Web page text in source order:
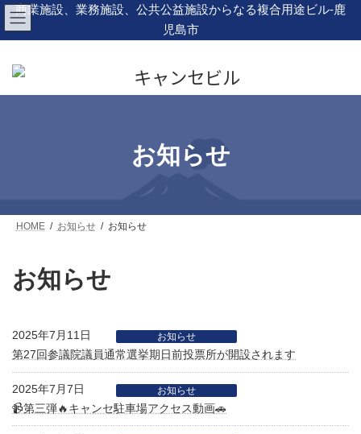
コ
ン
ス
ナ
ビ
ン
商業施設、業務施設、公共公益施設からなる複合用途ビル-鹿
児島市
お知らせ
HOME お知らせ お知らせ
お知らせ
2025年7月11日 お知らせ
第27回参議院議員通常選挙期日前投票所が開設されます
2025年7月7日 お知らせ
📹第三弾🔥キャンセ駐車場アクセス動画🚗